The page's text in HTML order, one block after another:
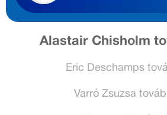
Alastair Chisholm
Eric Deschamps
Varró Zsuzsa